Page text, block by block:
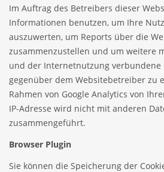
Im Auftrag des Betreibers dieser
Informationen benutzen, um Ihre
auszuwerten, um Reports über die
zusammenzustellen und um weitere
und der Internetnutzung verbundene
gegenüber dem Websitebetreiber zu
Rahmen von Google Analytics von
IP-Adresse wird nicht mit anderen
zusammengeführt.
Browser Plugin
Sie können die Speicherung der